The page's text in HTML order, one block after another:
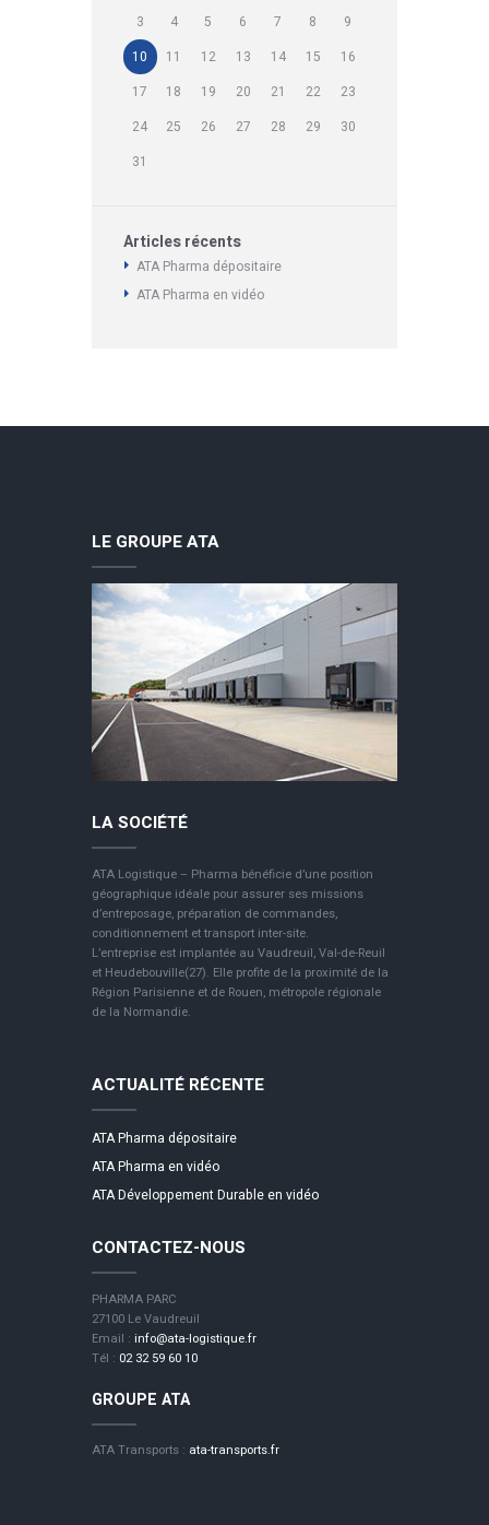
3
4 5 6 7 8
9
10
11 12 13 14 15
16
17
18 19 20 21 22
23
24
25 26 27 28 29
30
31
Articles récents
ATA Pharma dépositaire
ATA Pharma en vidéo
LE GROUPE ATA
LA SOCIÉTÉ
ATA Logistique – Pharma bénéficie d’une position
géographique idéale pour assurer ses missions
d’entreposage, préparation de commandes,
conditionnement et transport inter-site.
L’entreprise est implantée au Vaudreuil, Val-de-Reuil
et Heudebouville(27). Elle profite de la proximité de la
Région Parisienne et de Rouen, métropole régionale
de la Normandie.
ACTUALITÉ RÉCENTE
ATA Pharma dépositaire
ATA Pharma en vidéo
ATA Développement Durable en vidéo
CONTACTEZ-NOUS
PHARMA PARC
27100 Le Vaudreuil
Email : info@ata-logistique.fr
Tél : 02 32 59 60 10
GROUPE ATA
ATA Transports : ata-transports.fr